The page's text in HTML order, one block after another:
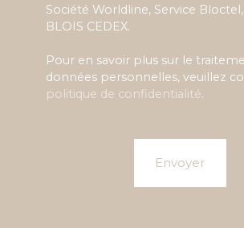
Société Worldline, Service Bloctel,
BLOIS CEDEX.
Pour en savoir plus sur le
données personnelles, veuillez
politique de confidentialité.
Envoyer